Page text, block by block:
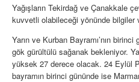
Yağışların Tekirdağ ve Çanakkale
kuvvetli olabileceği yönünde bilgiler
Yarın ve Kurban Bayramı’nın
gök gürültülü sağanak bekleniyor.
yüksek 27 derece olacak. 24 Eylül
bayramın birinci gününde ise